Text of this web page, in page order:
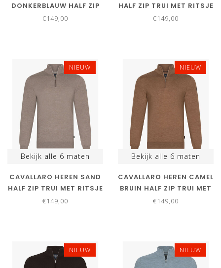
DONKERBLAUW HALF ZIP
TRUI MET RITSJE
€149,00
HALF ZIP TRUI MET RITSJE
€149,00
NIEUW
Bekijk alle 6 maten
CAVALLARO HEREN SAND
HALF ZIP TRUI MET RITSJE
€149,00
NIEUW
Bekijk alle 6 maten
CAVALLARO HEREN CAMEL
BRUIN HALF ZIP TRUI MET
RITSJE
€149,00
NIEUW NIEUW